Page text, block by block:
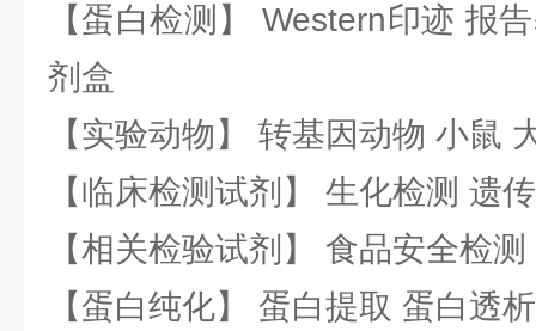
【蛋白检测】 Western印迹 报
剂盒
【实验动物】 转基因动物 小鼠
【临床检测试剂】 生化检测 遗
【相关检验试剂】 食品安全检
【蛋白纯化】 蛋白提取 蛋白透